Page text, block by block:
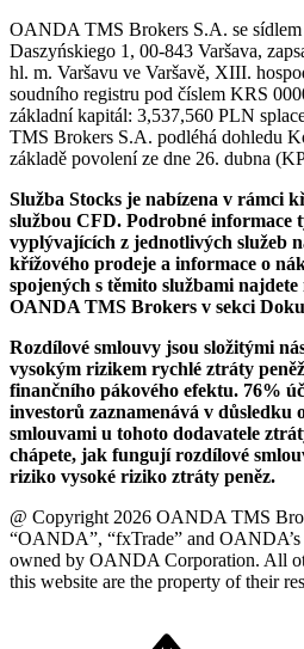
OANDA TMS Brokers S.A. se
Daszyńskiego 1, 00-843 Varšava,
hl. m. Varšavu ve Varšavě, XIII.
soudního registru pod číslem KRS
základní kapitál: 3,537,560 PLN
TMS Brokers S.A. podléhá dohledu
základě povolení ze dne 26. dubna
Služba Stocks je nabízena v rámci
službou CFD. Podrobné informace
vyplývajících z jednotlivých služeb
křížového prodeje a informace o
spojených s těmito službami
OANDA TMS Brokers v sekci
Rozdílové smlouvy jsou složitými
vysokým rizikem rychlé ztráty
finančního pákového efektu. 76%
investorů zaznamenává v důsledku
smlouvami u tohoto dodavatele
chápete, jak fungují rozdílové
riziko vysoké riziko ztráty peněz.
@ Copyright 2026 OANDA TMS
“OANDA”, “fxTrade” and
owned by OANDA Corporation. All
this website are the property of their